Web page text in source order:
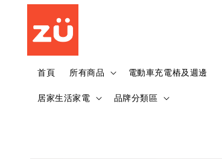
首頁 所有商品 電動車充電樁及週邊
居家生活家電 品牌分類區